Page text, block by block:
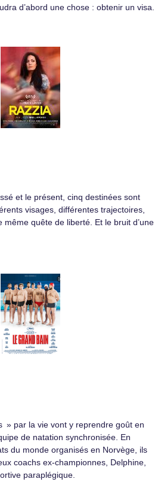
d’abord une chose : obtenir un visa.
et le présent, cinq destinées sont
visages, différentes trajectoires,
quête de liberté. Et le bruit d’une
» par la vie vont y reprendre goût en
de natation synchronisée. En
du monde organisés en Norvège, ils
coachs ex-championnes, Delphine,
paraplégique.